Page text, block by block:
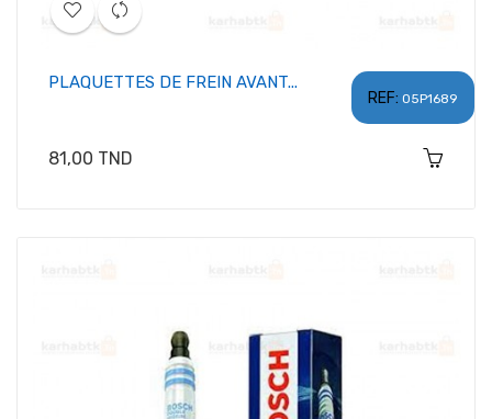
REF: 05P1689
PLAQUETTES DE FREIN AVANT...
Prix
81,00 TND